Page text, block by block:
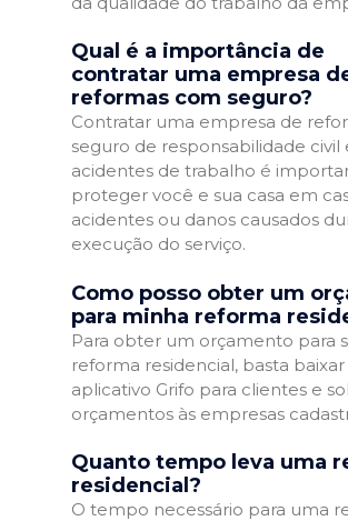
Qual é a importância de
contratar uma empresa
reformas com seguro?
Contratar uma empresa de
seguro de responsabilidade civil
acidentes de trabalho é
proteger você e sua casa em
acidentes ou danos causados
execução do serviço.
Como posso obter um
para minha reforma
Para obter um orçamento para
reforma residencial, basta baixar
aplicativo Grifo para clientes e
orçamentos às empresas
Quanto tempo leva uma
residencial?
O tempo necessário para uma